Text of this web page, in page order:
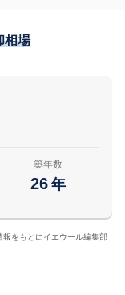
相場
築年数
26 年
報をもとにイエウール編集部